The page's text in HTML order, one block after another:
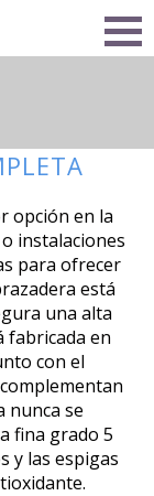
opción en la
instalaciones
para ofrecer
está
una alta
fabricada en
con el
nunca se
fina grado 5
y las espigas